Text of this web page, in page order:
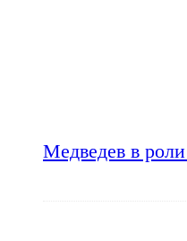
Медведев в